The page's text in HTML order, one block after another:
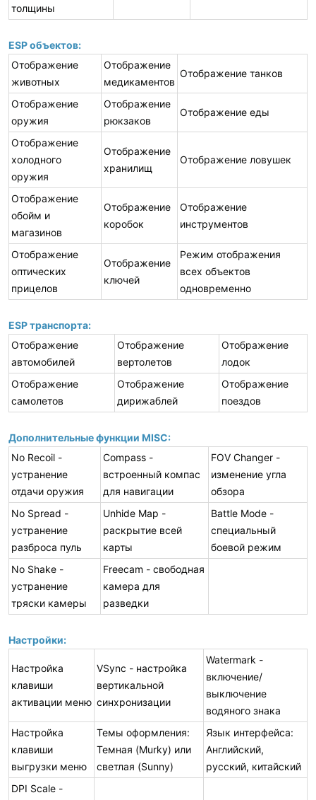
толщины
ESP объектов:
Отображение
животных
Отображение
медикаментов
Отображение танков
Отображение
оружия
Отображение
рюкзаков
Отображение еды
Отображение
холодного
оружия
Отображение
хранилищ
Отображение ловушек
Отображение
обойм и
магазинов
Отображение
коробок
Отображение
инструментов
Отображение
оптических
прицелов
Отображение
ключей
Режим отображения
всех объектов
одновременно
ESP транспорта:
Отображение
автомобилей
Отображение
вертолетов
Отображение
лодок
Отображение
самолетов
Отображение
дирижаблей
Отображение
поездов
Дополнительные функции MISC:
No Recoil -
устранение
отдачи оружия
Compass -
встроенный компас
для навигации
FOV Changer -
изменение угла
обзора
No Spread -
устранение
разброса пуль
Unhide Map -
раскрытие всей
карты
Battle Mode -
специальный
боевой режим
No Shake -
устранение
тряски камеры
Freecam - свободная
камера для
разведки
Настройки:
Настройка
клавиши
активации меню
VSync - настройка
вертикальной
синхронизации
Watermark -
включение/
выключение
водяного знака
Настройка
клавиши
выгрузки меню
Темы оформления:
Темная (Murky) или
светлая (Sunny)
Язык интерфейса:
Английский,
русский, китайский
DPI Scale -